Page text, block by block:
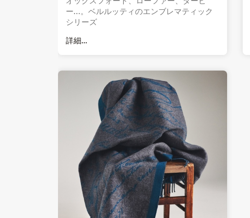
ー…。ベルルッティのエンブレマティック
シリーズ
詳細...